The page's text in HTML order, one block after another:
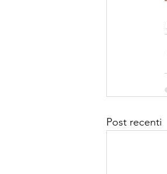
Post recenti